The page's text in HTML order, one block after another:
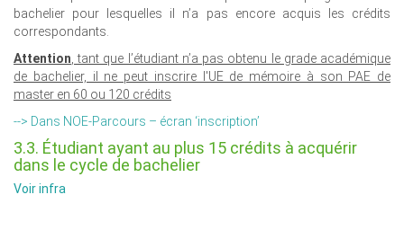
bachelier pour lesquelles il n’a pas encore acquis les crédits
correspondants.
Attention , tant que l’étudiant n’a pas obtenu le grade académique
de bachelier, il ne peut inscrire l'UE de mémoire à son PAE de
master en 60 ou 120 crédits
--> Dans NOE-Parcours – écran ‘inscription’
3.3. Étudiant ayant au plus 15 crédits à acquérir
dans le cycle de bachelier
Voir infra